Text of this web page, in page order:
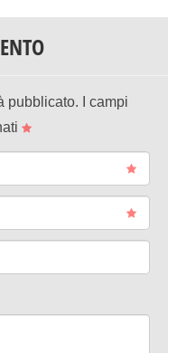
pubblicato. I campi